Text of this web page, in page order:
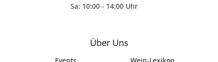
Sa: 10:00 - 14:00 Uhr
Über Uns